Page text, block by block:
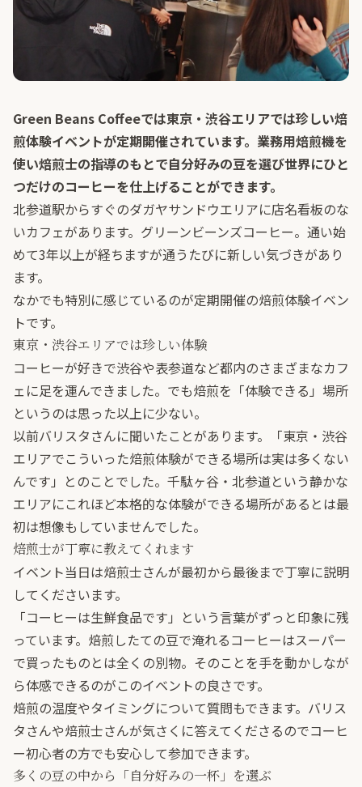
Green Beans Coffeeでは東京・渋谷エリアでは珍しい焙
煎体験イベントが定期開催されています。業務用焙煎機を
使い焙煎士の指導のもとで自分好みの豆を選び世界にひと
つだけのコーヒーを仕上げることができます。
北参道駅からすぐのダガヤサンドウエリアに店名看板のな
いカフェがあります。グリーンビーンズコーヒー。通い始
めて3年以上が経ちますが通うたびに新しい気づきがあり
ます。
なかでも特別に感じているのが定期開催の焙煎体験イベン
トです。
東京・渋谷エリアでは珍しい体験
コーヒーが好きで渋谷や表参道など都内のさまざまなカフ
ェに足を運んできました。でも焙煎を「体験できる」場所
というのは思った以上に少ない。
以前バリスタさんに聞いたことがあります。「東京・渋谷
エリアでこういった焙煎体験ができる場所は実は多くない
んです」とのことでした。千駄ヶ谷・北参道という静かな
エリアにこれほど本格的な体験ができる場所があるとは最
初は想像もしていませんでした。
焙煎士が丁寧に教えてくれます
イベント当日は焙煎士さんが最初から最後まで丁寧に説明
してくださいます。
「コーヒーは生鮮食品です」という言葉がずっと印象に残
っています。焙煎したての豆で淹れるコーヒーはスーパー
で買ったものとは全くの別物。そのことを手を動かしなが
ら体感できるのがこのイベントの良さです。
焙煎の温度やタイミングについて質問もできます。バリス
タさんや焙煎士さんが気さくに答えてくださるのでコーヒ
ー初心者の方でも安心して参加できます。
多くの豆の中から「自分好みの一杯」を選ぶ